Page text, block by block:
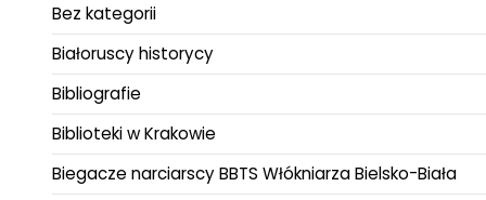
Bez kategorii
Białoruscy historycy
Bibliografie
Biblioteki w Krakowie
Biegacze narciarscy BBTS Włókniarza Bielsko-Biała